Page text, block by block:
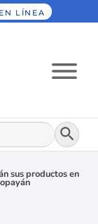
LÍNEA
Botón
sus productos en